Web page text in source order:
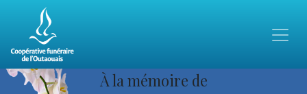
À la mémoire de